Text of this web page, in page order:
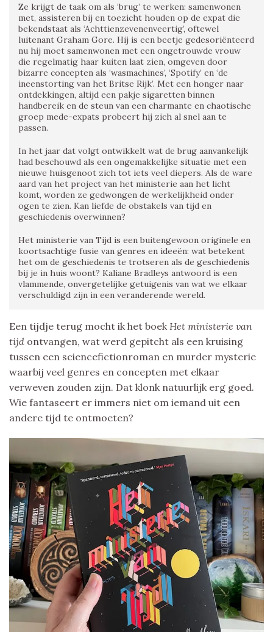
Ze krijgt de taak om als ‘brug’ te werken: samenwonen
met, assisteren bij en toezicht houden op de expat die
bekendstaat als ‘Achttienzevenenveertig’, oftewel
luitenant Graham Gore. Hij is een beetje gedesoriënteerd
nu hij moet samenwonen met een ongetrouwde vrouw
die regelmatig haar kuiten laat zien, omgeven door
bizarre concepten als ‘wasmachines’, ‘Spotify’ en ‘de
ineenstorting van het Britse Rijk’. Met een honger naar
ontdekkingen, altijd een pakje sigaretten binnen
handbereik en de steun van een charmante en chaotische
groep mede-expats probeert hij zich al snel aan te
passen.
In het jaar dat volgt ontwikkelt wat de brug aanvankelijk
had beschouwd als een ongemakkelijke situatie met een
nieuwe huisgenoot zich tot iets veel diepers. Als de ware
aard van het project van het ministerie aan het licht
komt, worden ze gedwongen de werkelijkheid onder
ogen te zien. Kan liefde de obstakels van tijd en
geschiedenis overwinnen?
Het ministerie van Tijd is een buitengewoon originele en
koortsachtige fusie van genres en ideeën: wat betekent
het om de geschiedenis te trotseren als de geschiedenis
bij je in huis woont? Kaliane Bradleys antwoord is een
vlammende, onvergetelijke getuigenis van wat we elkaar
verschuldigd zijn in een veranderende wereld.
Een tijdje terug mocht ik het boek Het ministerie van
tijd ontvangen, wat werd gepitcht als een kruising
tussen een sciencefictionroman en murder mysterie
waarbij veel genres en concepten met elkaar
verweven zouden zijn. Dat klonk natuurlijk erg goed.
Wie fantaseert er immers niet om iemand uit een
andere tijd te ontmoeten?